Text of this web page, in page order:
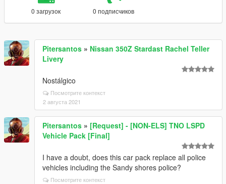
0 загрузок 0 подписчиков
Pitersantos » Nissan 350Z Stardast Rachel Teller
Livery
Nostálgico
Посмотрите контекст
2 августа 2021
Pitersantos » [Request] - [NON-ELS] TNO LSPD
Vehicle Pack [Final]
I have a doubt, does this car pack replace all police
vehicles including the Sandy shores police?
Посмотрите контекст